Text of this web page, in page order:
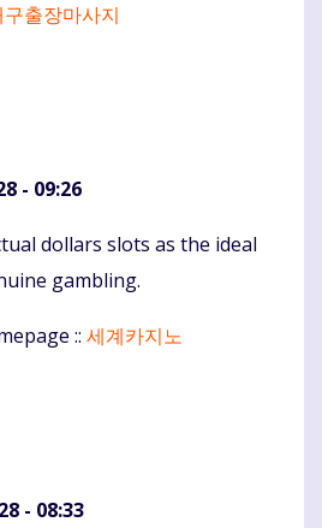
출장마사지
- 09:26
dollars slots as the ideal
gambling.
:: 세계카지노
- 08:33